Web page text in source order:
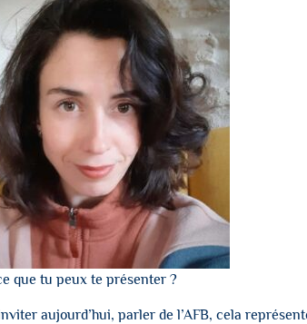
que tu peux te présenter ?
aujourd’hui, parler de l’AFB, cela